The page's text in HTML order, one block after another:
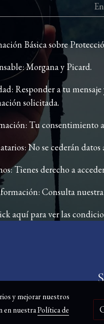
Básica sobre
Morgana y Picard.
Responder a tu
solicitada.
Tu consentimiento
No se cederán
Tienes derecho a
Consulta nuestra
aquí para ver las
y mejorar nuestros
en nuestraPolítica de